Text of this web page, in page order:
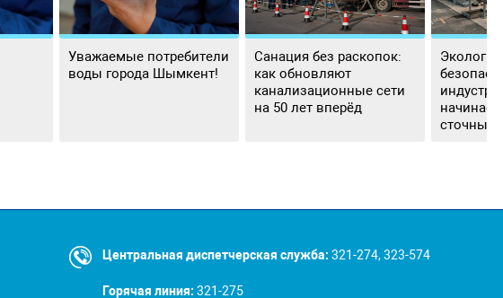
Уважаемые потребители
воды города Шымкент!
Санация без раскопок:
как обновляют
канализационные сети
на 50 лет вперёд
сточных
Центральная диспетчерская служба: 321-274, 323-574
Горячая линия: 321-275